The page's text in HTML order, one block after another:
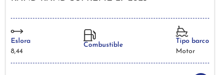
Eslora
8,44
Combustible
Tipo barco
Motor